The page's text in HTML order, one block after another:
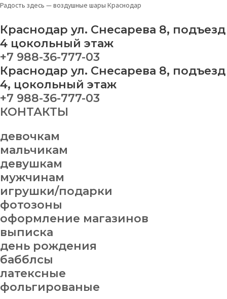
Перейти
содержимому
Радость здесь — воздушные шары Краснодар
Краснодар ул. Снесарева 8, подъезд
4 цокольный этаж
+7 988-36-777-03
Краснодар ул. Снесарева 8, подъезд
4, цокольный этаж
+7 988-36-777-03
КОНТАКТЫ
девочкам
мальчикам
девушкам
мужчинам
игрушки/подарки
фотозоны
оформление магазинов
выписка
день рождения
бабблсы
латексные
фольгированые
Набор
№75
quantity